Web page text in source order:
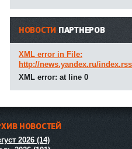
НОВОСТИ ПАРТНЕРОВ
XML error in File:
http://news.yandex.ru/index.rss
XML error: at line 0
НОВОСТЕЙ
2026 (14)